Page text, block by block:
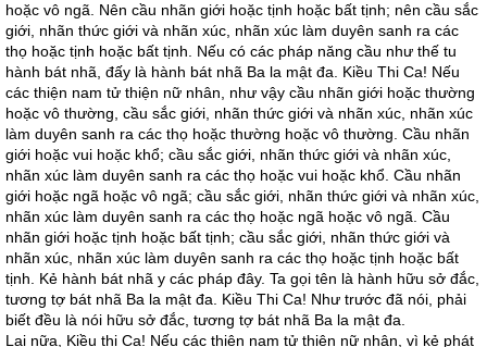
hoặc vô ngã. Nên cầu nhãn giới hoặc tịnh hoặc bất tịnh; nên cầu sắc
giới, nhãn thức giới và nhãn xúc, nhãn xúc làm duyên sanh ra các
thọ hoặc tịnh hoặc bất tịnh. Nếu có các pháp năng cầu như thế tu
hành bát nhã, đấy là hành bát nhã Ba la mật đa. Kiều Thi Ca! Nếu
các thiện nam tử thiện nữ nhân, như vậy cầu nhãn giới hoặc thường
hoặc vô thường, cầu sắc giới, nhãn thức giới và nhãn xúc, nhãn xúc
làm duyên sanh ra các thọ hoặc thường hoặc vô thường. Cầu nhãn
giới hoặc vui hoặc khổ; cầu sắc giới, nhãn thức giới và nhãn xúc,
nhãn xúc làm duyên sanh ra các thọ hoặc vui hoặc khổ. Cầu nhãn
giới hoặc ngã hoặc vô ngã; cầu sắc giới, nhãn thức giới và nhãn xúc,
nhãn xúc làm duyên sanh ra các thọ hoặc ngã hoặc vô ngã. Cầu
nhãn giới hoặc tịnh hoặc bất tịnh; cầu sắc giới, nhãn thức giới và
nhãn xúc, nhãn xúc làm duyên sanh ra các thọ hoặc tịnh hoặc bất
tịnh. Kẻ hành bát nhã y các pháp đây. Ta gọi tên là hành hữu sở đắc,
tương tợ bát nhã Ba la mật đa. Kiều Thi Ca! Như trước đã nói, phải
biết đều là nói hữu sở đắc, tương tợ bát nhã Ba la mật đa.
Lại nữa, Kiều thi Ca! Nếu các thiện nam tử thiện nữ nhân, vì kẻ phát